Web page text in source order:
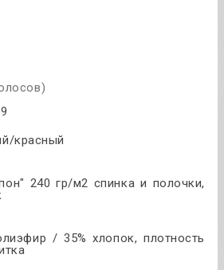
красный
240 гр/м2 спинка и полочки,
/ 35% хлопок, плотность